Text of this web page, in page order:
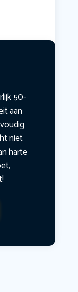
50-
aan
niet
harte